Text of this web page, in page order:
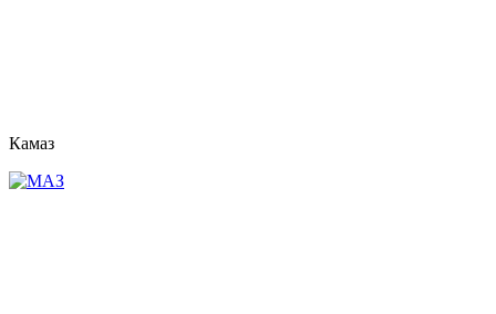
Камаз